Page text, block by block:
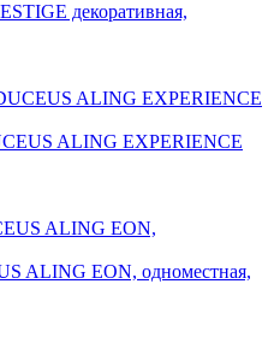
декоративная,
ALING EXPERIENCE
ALING EON, одноместная,